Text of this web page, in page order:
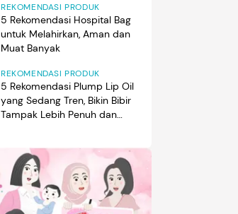
REKOMENDASI PRODUK
5 Rekomendasi Hospital Bag
untuk Melahirkan, Aman dan
Muat Banyak
REKOMENDASI PRODUK
5 Rekomendasi Plump Lip Oil
yang Sedang Tren, Bikin Bibir
Tampak Lebih Penuh dan